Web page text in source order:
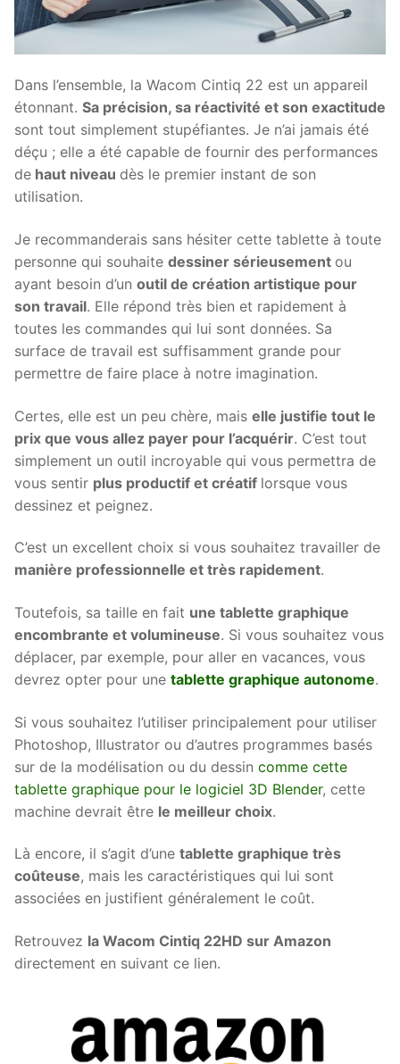
Dans l’ensemble, la Wacom Cintiq 22 est un appareil
étonnant. Sa précision, sa réactivité et son exactitude
sont tout simplement stupéfiantes. Je n’ai jamais été
déçu ; elle a été capable de fournir des performances
de haut niveau dès le premier instant de son
utilisation.
Je recommanderais sans hésiter cette tablette à toute
personne qui souhaite dessiner sérieusement ou
ayant besoin d’un outil de création artistique pour
son travail. Elle répond très bien et rapidement à
toutes les commandes qui lui sont données. Sa
surface de travail est suffisamment grande pour
permettre de faire place à notre imagination.
Certes, elle est un peu chère, mais elle justifie tout le
prix que vous allez payer pour l’acquérir. C’est tout
simplement un outil incroyable qui vous permettra de
vous sentir plus productif et créatif lorsque vous
dessinez et peignez.
C’est un excellent choix si vous souhaitez travailler de
manière professionnelle et très rapidement.
Toutefois, sa taille en fait une tablette graphique
encombrante et volumineuse. Si vous souhaitez vous
déplacer, par exemple, pour aller en vacances, vous
devrez opter pour une tablette graphique autonome.
Si vous souhaitez l’utiliser principalement pour utiliser
Photoshop, Illustrator ou d’autres programmes basés
sur de la modélisation ou du dessin comme cette
tablette graphique pour le logiciel 3D Blender, cette
machine devrait être le meilleur choix.
Là encore, il s’agit d’une tablette graphique très
coûteuse, mais les caractéristiques qui lui sont
associées en justifient généralement le coût.
Retrouvez la Wacom Cintiq 22HD sur Amazon
directement en suivant ce lien.